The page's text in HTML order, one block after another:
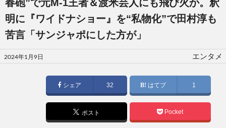
春砲”で元M-1王者＆渡米芸人にも飛び火か。釈
明に『ワイドナショー』を“私物化”で田村淳も
苦言「サンジャポにした方が」
投
稿
2024年1月9日 エンタメ
シェア 32 はてブ 1
ポスト Pocket